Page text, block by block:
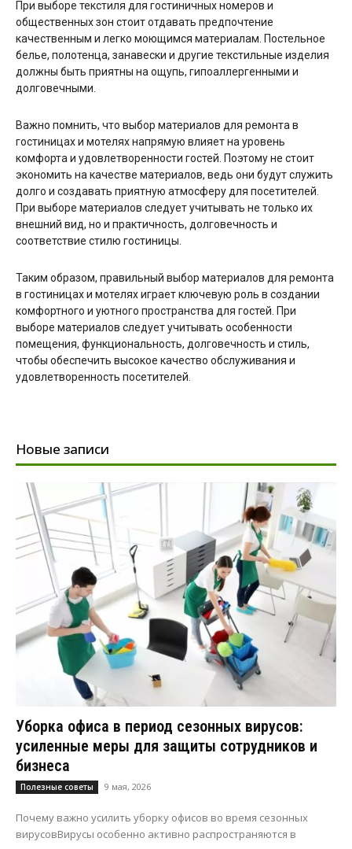
При выборе текстиля для гостиничных номеров и
общественных зон стоит отдавать предпочтение
качественным и легко моющимся материалам. Постельное
белье, полотенца, занавески и другие текстильные изделия
должны быть приятны на ощупь, гипоаллергенными и
долговечными.
Важно помнить, что выбор материалов для ремонта в
гостиницах и мотелях напрямую влияет на уровень
комфорта и удовлетворенности гостей. Поэтому не стоит
экономить на качестве материалов, ведь они будут служить
долго и создавать приятную атмосферу для посетителей.
При выборе материалов следует учитывать не только их
внешний вид, но и практичность, долговечность и
соответствие стилю гостиницы.
Таким образом, правильный выбор материалов для ремонта
в гостиницах и мотелях играет ключевую роль в создании
комфортного и уютного пространства для гостей. При
выборе материалов следует учитывать особенности
помещения, функциональность, долговечность и стиль,
чтобы обеспечить высокое качество обслуживания и
удовлетворенность посетителей.
Новые записи
Уборка офиса в период сезонных вирусов:
усиленные меры для защиты сотрудников и
бизнеса
Полезные советы 9 мая, 2026
Почему важно усилить уборку офисов во время сезонных
вирусовВирусы особенно активно распространяются в